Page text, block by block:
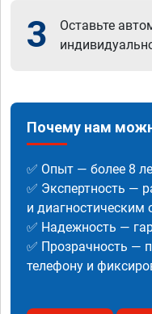
3
Оставьте
Почему нам
✅ Опыт — более 8
✅ Экспертность —
и диагностическим
✅ Надежность —
✅ Прозрачность —
телефону и